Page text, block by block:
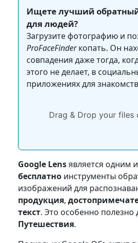
Ищете лучший
для людей?
Загрузите фотографию и
ProFaceFinderкопать. Он
совпадения даже тогда,
этого не делает, в
приложениях для
Drag & Drop your files
Google Lensявляется одним
бесплатно инструменты
изображений для
продукция,
текст. Это особенно полезно
Путешествия.